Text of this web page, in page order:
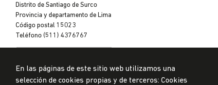
Distrito de Santiago de Surco
Provincia y departamento de Lima
Código postal 15023
Teléfono (511) 4376767
En las páginas de este sitio web utilizamos una
selección de cookies propias y de terceros: Cookies